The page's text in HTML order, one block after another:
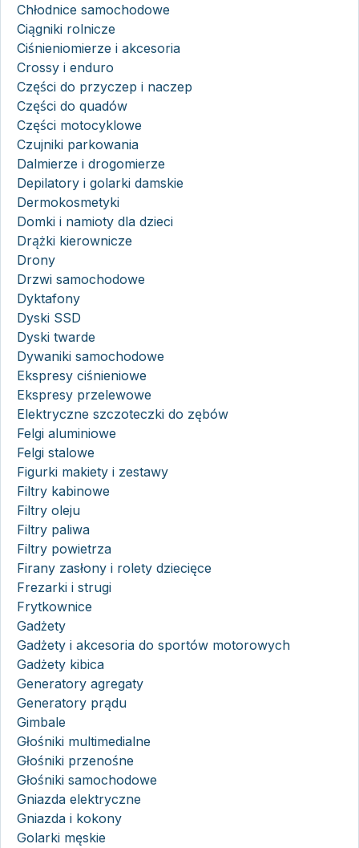
Chłodnice samochodowe
Ciągniki rolnicze
Ciśnieniomierze i akcesoria
Crossy i enduro
Części do przyczep i naczep
Części do quadów
Części motocyklowe
Czujniki parkowania
Dalmierze i drogomierze
Depilatory i golarki damskie
Dermokosmetyki
Domki i namioty dla dzieci
Drążki kierownicze
Drony
Drzwi samochodowe
Dyktafony
Dyski SSD
Dyski twarde
Dywaniki samochodowe
Ekspresy ciśnieniowe
Ekspresy przelewowe
Elektryczne szczoteczki do zębów
Felgi aluminiowe
Felgi stalowe
Figurki makiety i zestawy
Filtry kabinowe
Filtry oleju
Filtry paliwa
Filtry powietrza
Firany zasłony i rolety dziecięce
Frezarki i strugi
Frytkownice
Gadżety
Gadżety i akcesoria do sportów motorowych
Gadżety kibica
Generatory agregaty
Generatory prądu
Gimbale
Głośniki multimedialne
Głośniki przenośne
Głośniki samochodowe
Gniazda elektryczne
Gniazda i kokony
Golarki męskie